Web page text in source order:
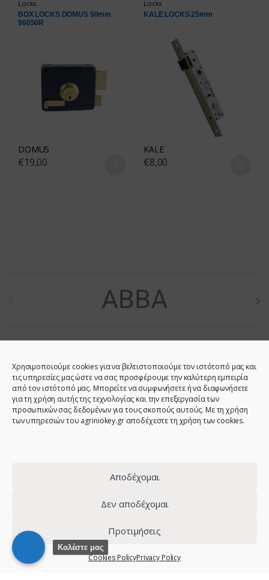
Χρησιμοποιούμε cookies για να βελτιστοποιούμε τον ιστότοπό μας και
τις υπηρεσίες μας ώστε να σας προσφέρουμε την καλύτερη εμπειρία
από τον ιστότοπό μας. Μπορείτε να συμφωνήσετε ή να διαφωνήσετε
για τη χρήση αυτής της τεχνολογίας και την επεξεργασία των
προσωπικών σας δεδομένων για τους σκοπούς αυτούς. Με τη χρήση
των υπηρεσιών του agriniokey.gr αποδέχεστε τη χρήση των cookies.
Αποδέχομαι
Δεν αποδέχομαι
Προτιμήσεις
Cookies PolicyPrivacy Policy
Locks
BOX LOCKS DOMUS 50mm
96050R
DOMUS
€19,00
Locks
KALE LOCKS 25mm
KALE
€8,00
Do you have any question?
2641023001 -
6980907808
© 2021 - Agrinio Key - All Rights Reserved | Web design:
forge.com
Καλέστε μας